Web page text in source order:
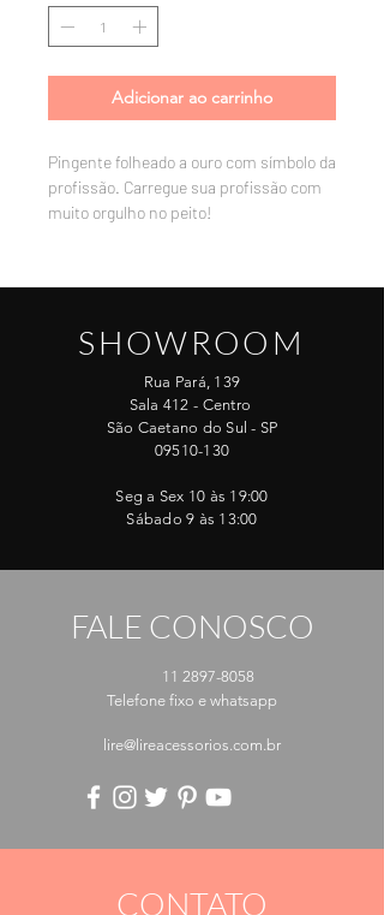
Adicionar ao carrinho
Pingente folheado a ouro com símbolo da
profissão. Carregue sua profissão com
muito orgulho no peito!
SHOWROOM
Rua Pará, 139
Sala 412 - Centro
São Caetano do Sul - SP
09510-130
Seg a Sex 10 às 19:00
Sábado 9 às 13:00
FALE CONOSCO
11 2897-8058
Telefone fixo e whatsapp
lire@lireacessorios.com.br
CONTATO